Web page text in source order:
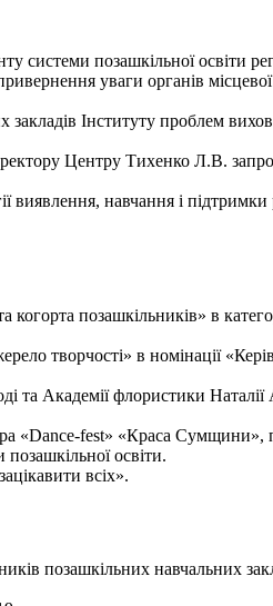
системи позашкільної освіти
уваги органів
закладів Інституту проблем
Центру Тихенко Л.В.
виявлення, навчання і
позашкільників» в
творчості» в номінації
та Академії флористики
«Dance-fest» «Краса Сумщини»,
освіти.
всіх».
позашкільних навчальних